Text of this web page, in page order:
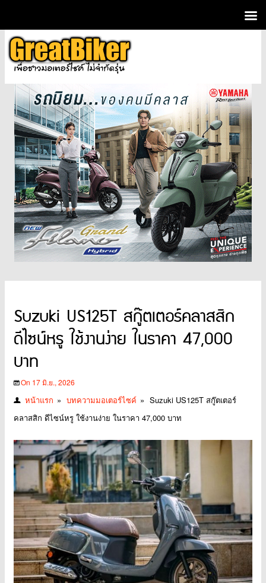
Suzuki US125T สกู๊ตเตอร์คลาสสิก
ดีไซน์หรู ใช้งานง่าย ในราคา 47,000
บาท
On 17 มิ.ย., 2026
หน้าแรก » บทความมอเตอร์ไซค์ » Suzuki US125T สกู๊ตเตอร์
คลาสสิก ดีไซน์หรู ใช้งานง่าย ในราคา 47,000 บาท